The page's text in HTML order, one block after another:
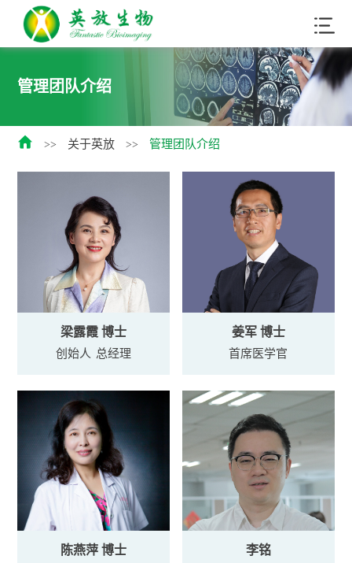
管理团队介绍
 >> 关于英放 >> 管理团队介绍
梁露霞 博士
创始人 总经理
姜军 博士
首席医学官
陈燕萍 博士 李铭